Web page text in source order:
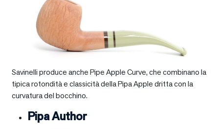
Savinelli produce anche Pipe Apple Curve, che combinano la
tipica rotondità e classicità della Pipa Apple dritta con la
curvatura del bocchino.
Pipa Author